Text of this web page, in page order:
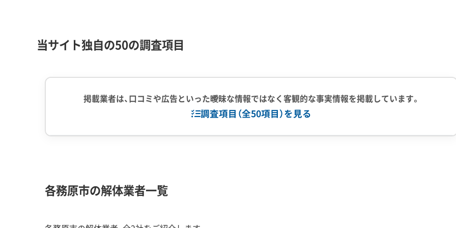
値が下がってしまうという問題も考えられます。
屋根の形や瓦の色、外壁の色まで細かくルールが定められているのも特徴です。さらに、多くの路地は道幅が4m未
機を使う場合の2〜3倍、人件費も大幅に増えるため、解体費用が市内平均の1.5倍以上になることも珍しくありませ
当サイト独自の50の調査項目
掲載業者は、口コミや広告といった曖昧な情報ではなく客観的な事実情報を掲載しています。
調査項目（全50項目）を見る
対応工事
各務原市の解体業者一覧